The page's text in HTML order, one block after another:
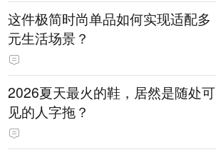
这件极简时尚单品如何实现适配多
元生活场景？
2026夏天最火的鞋，居然是随处可
见的人字拖？